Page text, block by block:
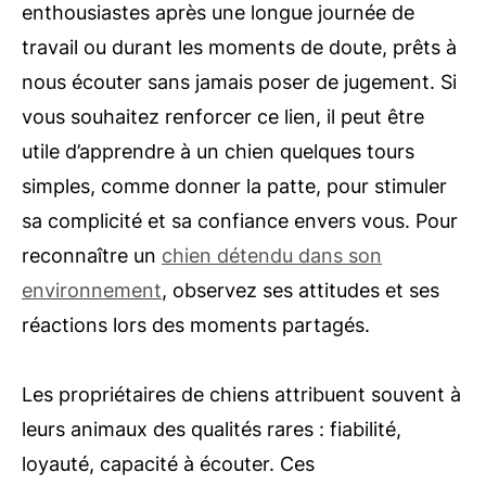
enthousiastes après une longue journée de
travail ou durant les moments de doute, prêts à
nous écouter sans jamais poser de jugement. Si
vous souhaitez renforcer ce lien, il peut être
utile d’apprendre à un chien quelques tours
simples, comme donner la patte, pour stimuler
sa complicité et sa confiance envers vous. Pour
reconnaître un chien détendu dans son
environnement, observez ses attitudes et ses
réactions lors des moments partagés.
Les propriétaires de chiens attribuent souvent à
leurs animaux des qualités rares : fiabilité,
loyauté, capacité à écouter. Ces